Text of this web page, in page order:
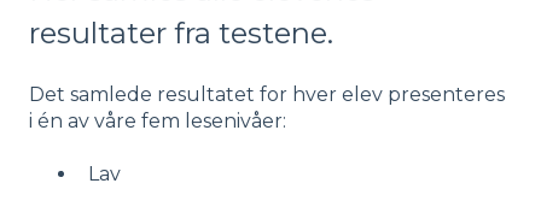
resultater fra testene.
Det samlede resultatet for hver elev presenteres
i én av våre fem lesenivåer:
Lav